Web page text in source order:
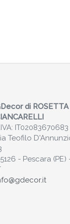
di ROSETTA
IT02083670683
Teofilo
- Pescara (PE)